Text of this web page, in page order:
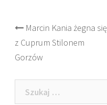
Post
navigation
Marcin Kania żegna się
z Cuprum Stilonem
Gorzów
Szukaj: